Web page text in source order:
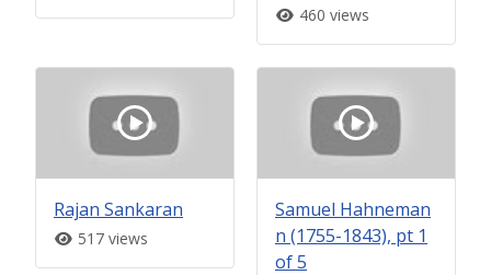
460 views
Rajan Sankaran
517 views
Samuel Hahneman
n (1755-1843), pt 1
of 5